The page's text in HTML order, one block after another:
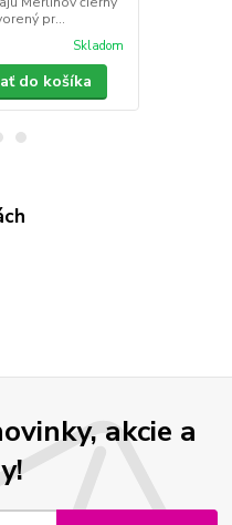
pr...
Skladom
do košíka
akcie a